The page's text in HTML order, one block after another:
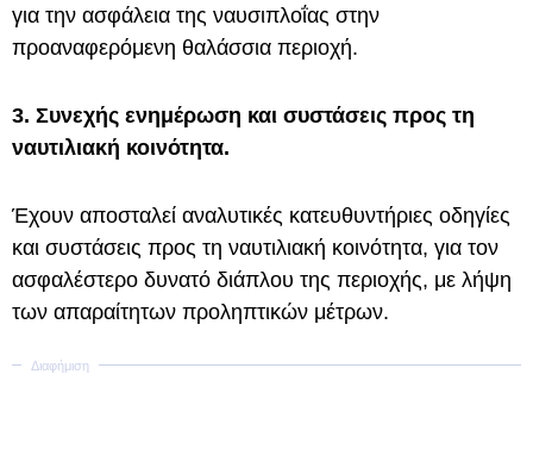
για την ασφάλεια της ναυσιπλοΐας στην
προαναφερόμενη θαλάσσια περιοχή.
3. Συνεχής ενημέρωση και συστάσεις προς τη
ναυτιλιακή κοινότητα.
Έχουν αποσταλεί αναλυτικές κατευθυντήριες οδηγίες
και συστάσεις προς τη ναυτιλιακή κοινότητα, για τον
ασφαλέστερο δυνατό διάπλου της περιοχής, με λήψη
των απαραίτητων προληπτικών μέτρων.